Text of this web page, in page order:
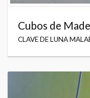
Cubos de
CLAVE DE LUNA